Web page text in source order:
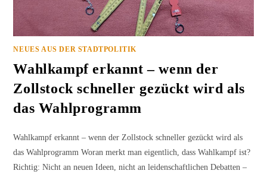
NEUES AUS DER STADTPOLITIK
Wahlkampf erkannt – wenn der
Zollstock schneller gezückt wird als
das Wahlprogramm
Wahlkampf erkannt – wenn der Zollstock schneller gezückt wird als
das Wahlprogramm Woran merkt man eigentlich, dass Wahlkampf ist?
Richtig: Nicht an neuen Ideen, nicht an leidenschaftlichen Debatten –